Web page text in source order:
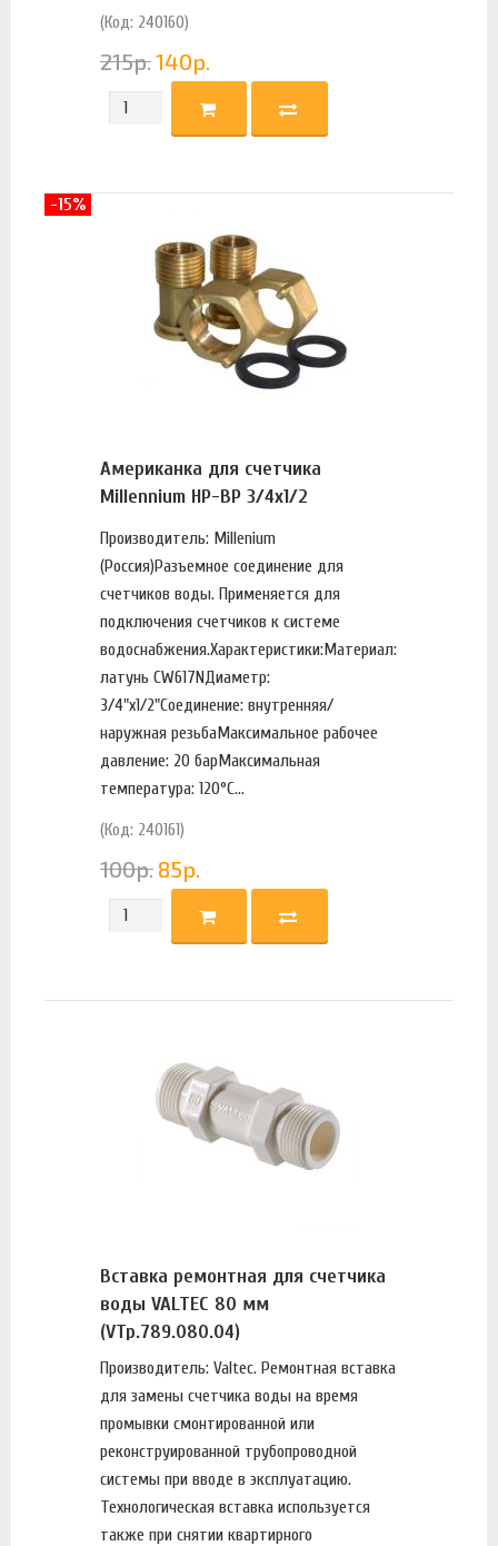
(Код: 240160)
215р.140р.
Американка для счетчика
Millennium НР-ВР 3/4х1/2
Производитель: Millenium
(Россия)Разъемное соединение для
счетчиков воды. Применяется для
подключения счетчиков к системе
водоснабжения.Характеристики:Материал:
латунь CW617NДиаметр:
3/4"х1/2"Соединение: внутренняя/
наружная резьбаМаксимальное рабочее
давление: 20 барМаксимальная
температура: 120°С...
(Код: 240161)
100р. 85р.
-15%
Вставка ремонтная для счетчика
воды VALTEC 80 мм
(VTp.789.080.04)
Производитель: Valtec. Ремонтная вставка
для замены счетчика воды на время
промывки смонтированной или
реконструированной трубопроводной
системы при вводе в эксплуатацию.
Технологическая вставка используется
также при снятии квартирного